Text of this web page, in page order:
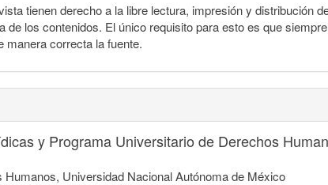
tienen derecho a la libre lectura, impresión y distribución
los contenidos. El único requisito para esto es que
manera correcta la fuente.
y Programa Universitario de Derechos
Universidad Nacional Autónoma de México